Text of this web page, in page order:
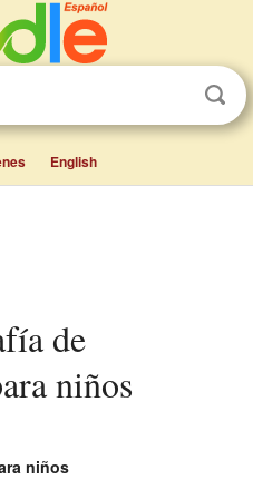
English
niños
niños